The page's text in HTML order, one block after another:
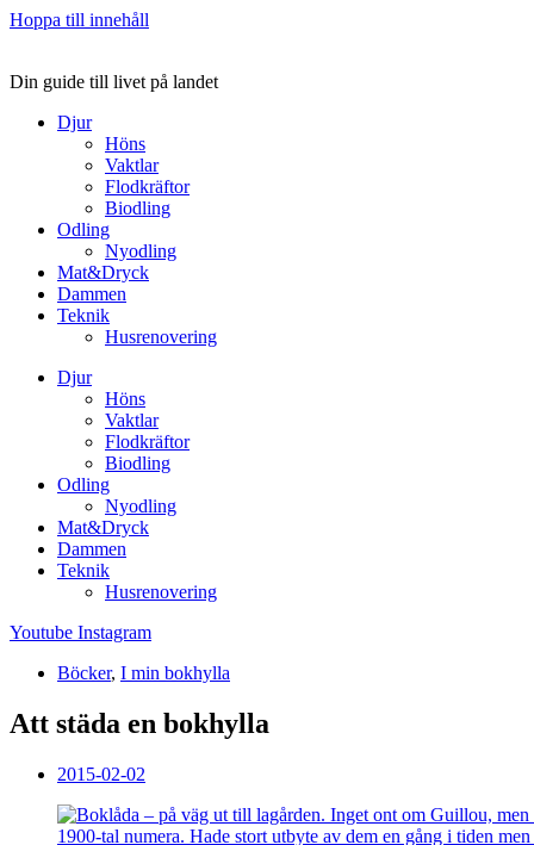
Hoppa till innehåll
Din guide till livet på landet
Djur
Höns
Vaktlar
Flodkräftor
Biodling
Odling
Nyodling
Mat&Dryck
Dammen
Teknik
Husrenovering
Djur
Höns
Vaktlar
Flodkräftor
Biodling
Odling
Nyodling
Mat&Dryck
Dammen
Teknik
Husrenovering
Youtube Instagram
Böcker, I min bokhylla
Att städa en bokhylla
2015-02-02